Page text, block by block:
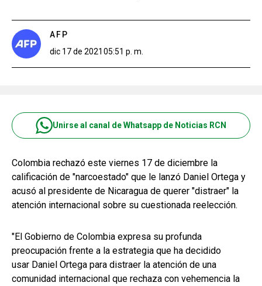
AFP
dic 17 de 2021 05:51 p. m.
Unirse al canal de Whatsapp de Noticias RCN
Colombia rechazó este viernes 17 de diciembre la
calificación de "narcoestado" que le lanzó Daniel Ortega y
acusó al presidente de Nicaragua de querer "distraer" la
atención internacional sobre su cuestionada reelección.
"El Gobierno de Colombia expresa su profunda
preocupación frente a la estrategia que ha decidido
usar Daniel Ortega para distraer la atención de una
comunidad internacional que rechaza con vehemencia la